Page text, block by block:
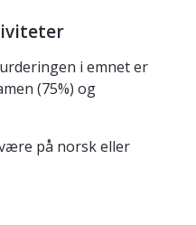
i emnet er
(75%) og
på norsk eller